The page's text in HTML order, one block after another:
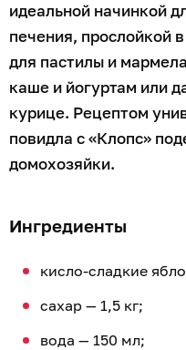
идеальной начинкой
печения, прослойкой
для пастилы и
каше и йогуртам или
курице. Рецептом
повидла с «Клопс»
домохозяйки.
Ингредиенты
кисло-сладкие
сахар — 1,5 кг;
вода — 150 мл;